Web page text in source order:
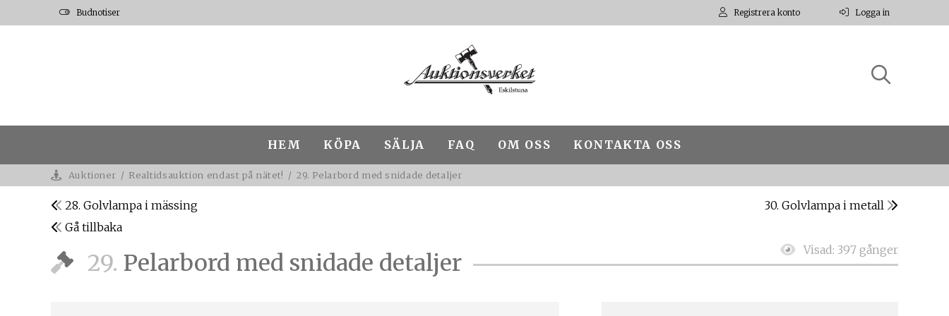
Budnotiser Registrera konto Logga in
HEM KÖPA SÄLJA FAQ OM OSS KONTAKTA OSS
Auktioner / Realtidsauktion endast på nätet! / 29. Pelarbord med snidade detaljer
28. Golvlampa i mässing
30. Golvlampa i metall
Gå tillbaka
Visad: 397 gånger
29. Pelarbord med snidade detaljer